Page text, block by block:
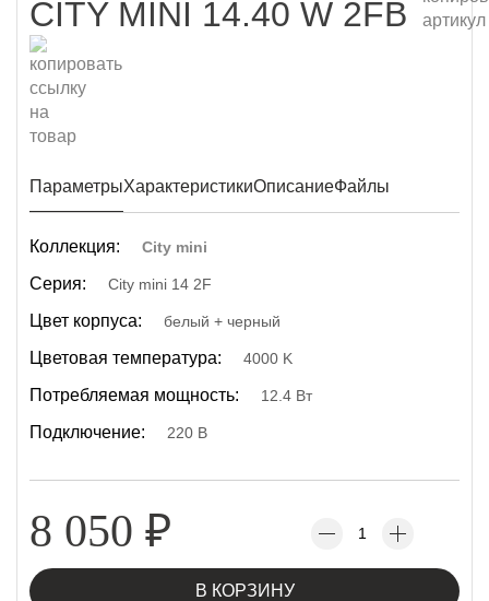
CITY MINI 14.40 W 2FB
ПараметрыХарактеристикиОписаниеФайлы
Коллекция: City mini
Серия: City mini 14 2F
Цвет корпуса: белый + черный
Цветовая температура: 4000 K
Потребляемая мощность: 12.4 Вт
Подключение: 220 В
8 050 ₽
В КОРЗИНУ